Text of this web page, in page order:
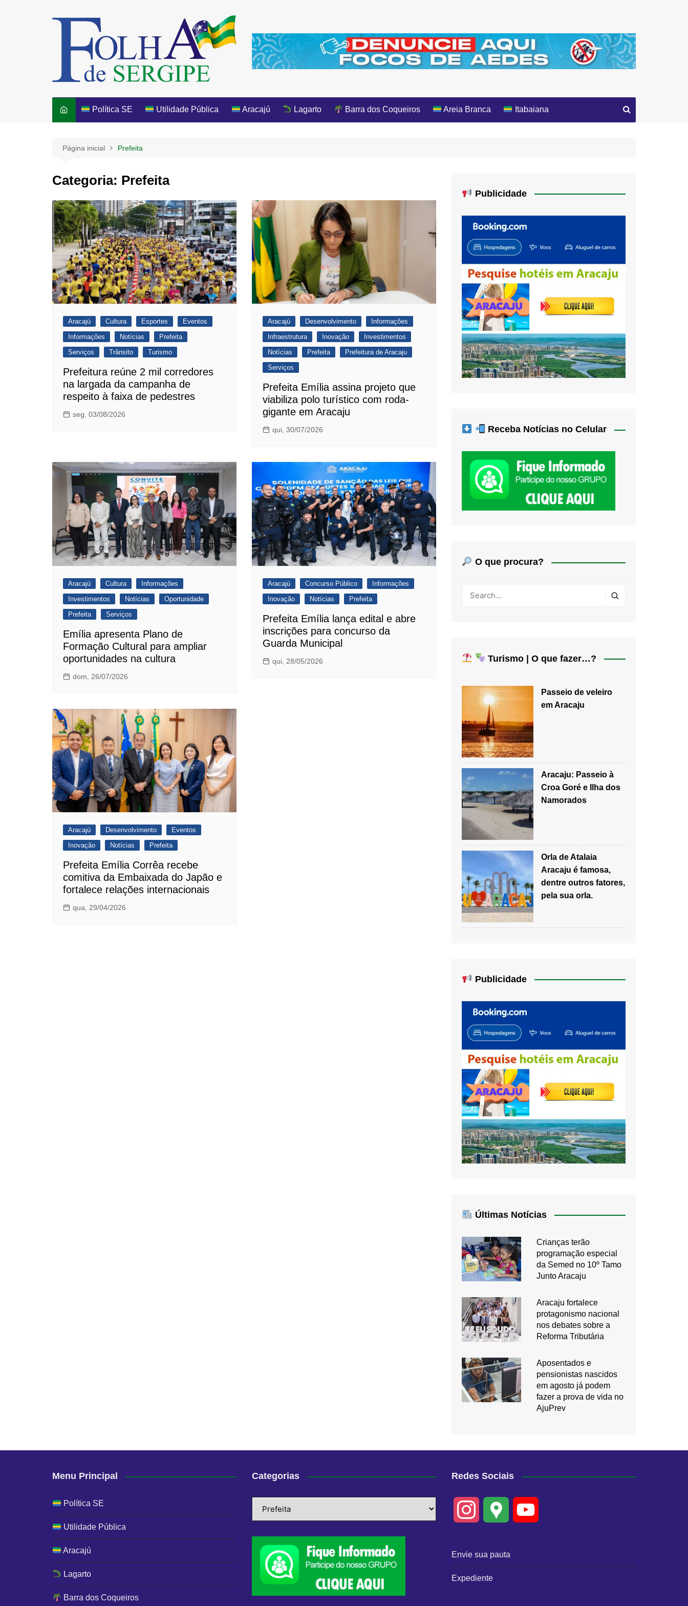
Política SE Utilidade Pública Aracajú Lagarto Barra dos Coqueiros Areia Branca Itabaiana
Página inicial Prefeita
Categoria: Prefeita
Aracajú Cultura Esportes
Eventos
Informações
Notícias
Prefeita
Serviços
Trânsito Turismo
Prefeitura reúne 2 mil corredores
na largada da campanha de
respeito à faixa de pedestres
seg, 03/08/2026
Aracajú Desenvolvimento
Informações
Infraestrutura
Inovação
Investimentos
Notícias
Prefeita
Prefeitura de Aracaju
Serviços
Prefeita Emília assina projeto que
viabiliza polo turístico com roda-
gigante em Aracaju
qui, 30/07/2026
Aracajú Cultura
Informações
Investimentos
Notícias
Oportunidade
Prefeita
Serviços
Emília apresenta Plano de
Formação Cultural para ampliar
oportunidades na cultura
dom, 26/07/2026
Aracajú Concurso Público
Informações
Inovação
Notícias Prefeita
Prefeita Emília lança edital e abre
inscrições para concurso da
Guarda Municipal
qui, 28/05/2026
Aracajú Desenvolvimento
Eventos
Inovação
Notícias Prefeita
Prefeita Emília Corrêa recebe
comitiva da Embaixada do Japão e
fortalece relações internacionais
qua, 29/04/2026
Publicidade
Receba Notícias no Celular
O que procura?
Turismo | O que fazer…?
Passeio de veleiro
em Aracaju
Aracaju: Passeio à
Croa Goré e Ilha dos
Namorados
Orla de Atalaia
Aracaju é famosa,
dentre outros fatores,
pela sua orla.
Publicidade
Últimas Notícias
Crianças terão
programação especial
da Semed no 10º Tamo
Junto Aracaju
Aracaju fortalece
protagonismo nacional
nos debates sobre a
Reforma Tributária
Aposentados e
pensionistas nascidos
em agosto já podem
fazer a prova de vida no
AjuPrev
Menu Principal
Política SE
Utilidade Pública
Aracajú
Lagarto
Barra dos Coqueiros
Categorias Redes Sociais
Envie sua pauta
Expediente